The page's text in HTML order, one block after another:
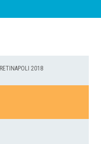
RETINAPOLI 2018